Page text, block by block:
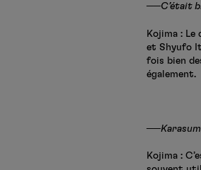
──C’était
Kojima :
et Shyufo
fois bien
également.
Kojima :